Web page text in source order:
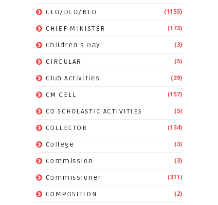
CEO/DEO/BEO (1155)
CHIEF MINISTER (173)
Children's Day (3)
CIRCULAR (5)
Club Activities (39)
CM CELL (157)
CO SCHOLASTIC ACTIVITIES (5)
COLLECTOR (134)
College (3)
Commission (3)
Commissioner (311)
COMPOSITION (2)